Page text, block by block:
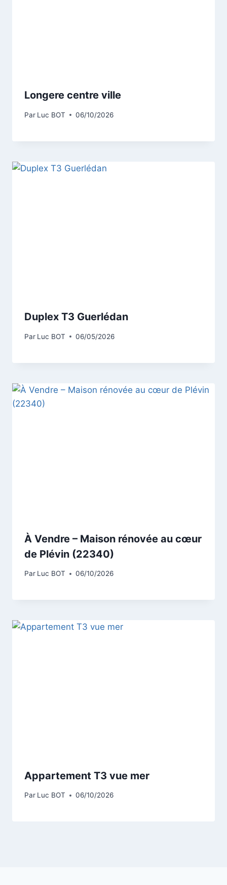
Longere centre ville
Par Luc BOT 06/10/2026
Duplex T3 Guerlédan
Par Luc BOT 06/05/2026
À Vendre – Maison rénovée au cœur
de Plévin (22340)
Par Luc BOT 06/10/2026
Appartement T3 vue mer
Par Luc BOT 06/10/2026